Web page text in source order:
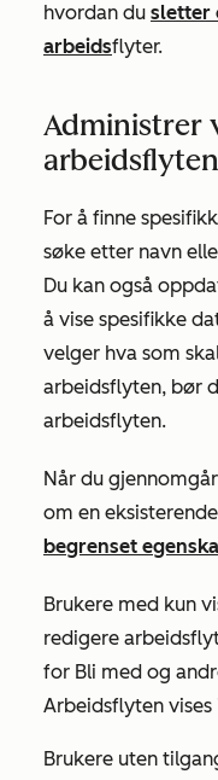
hvordan du sletter
arbeidsflyter.
Administrer
arbeidsflyten
For å finne
søke etter navn
Du kan også
å vise spesifikke
velger hva som
arbeidsflyten, bør
arbeidsflyten.
Når du
om en
begrenset
Brukere med kun
redigere
for Bli med og
Arbeidsflyten vises
Brukere uten